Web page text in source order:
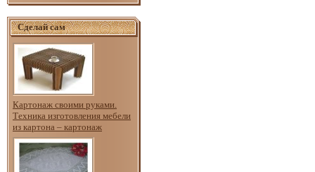
Сделай сам
Картонаж своими руками.
Техника изготовления мебели
из картона – картонаж